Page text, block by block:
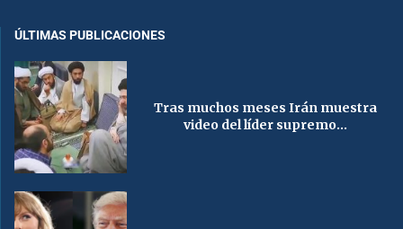
ÚLTIMAS PUBLICACIONES
Tras muchos meses Irán muestra
video del líder supremo...